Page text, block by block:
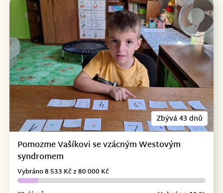
Zbývá 43 dnů
Pomozme Vašíkovi se vzácným Westovým
syndromem
Vybráno 8 533 Kč z 80 000 Kč